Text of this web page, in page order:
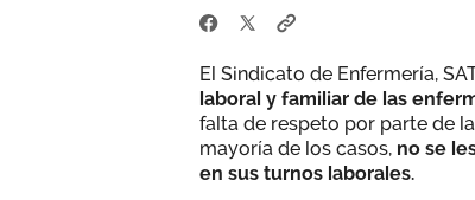
El Sindicato de Enfermería,
laboral y familiar de las
falta de respeto por parte de
mayoría de los casos, no se
en sus turnos laborales.